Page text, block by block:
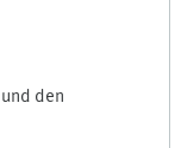
den